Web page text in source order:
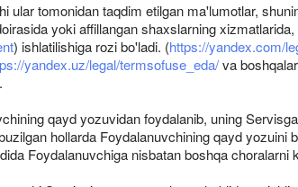
ular tomonidan taqdim etilgan ma'lumotlar,
yoki affillangan shaxslarning
) ishlatilishiga rozi bo'ladi. (https://yandex.com/
yandex.uz/legal/termsofuse_eda/va
qayd yozuvidan foydalanib, uning
hollarda Foydalanuvchining qayd
Foydalanuvchiga nisbatan boshqa choralarni